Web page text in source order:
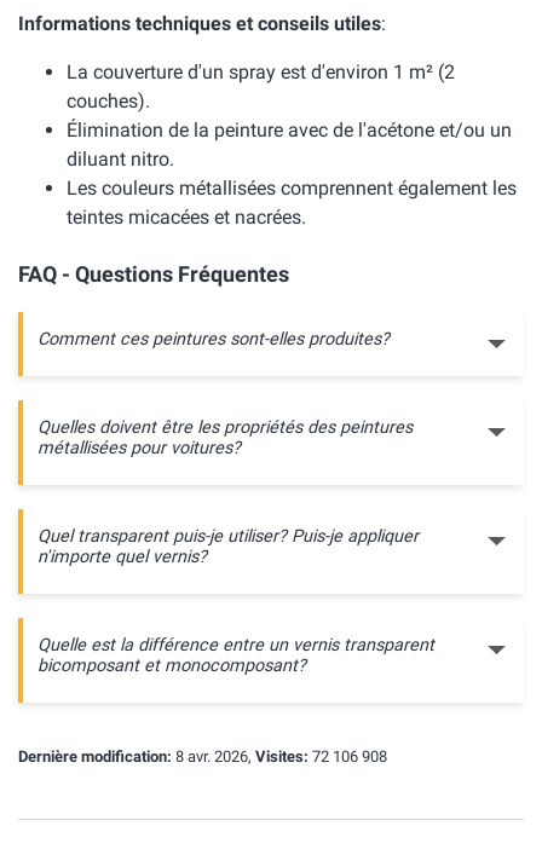
Informations techniques et conseils utiles:
La couverture d'un spray est d'environ 1 m² (2
couches).
Élimination de la peinture avec de l'acétone et/ou un
diluant nitro.
Les couleurs métallisées comprennent également les
teintes micacées et nacrées.
FAQ - Questions Fréquentes
Comment ces peintures sont-elles produites?
Quelles doivent être les propriétés des peintures
métallisées pour voitures?
Quel transparent puis-je utiliser? Puis-je appliquer
n'importe quel vernis?
Quelle est la différence entre un vernis transparent
bicomposant et monocomposant?
Dernière modification: 8 avr. 2026, Visites: 72 106 908